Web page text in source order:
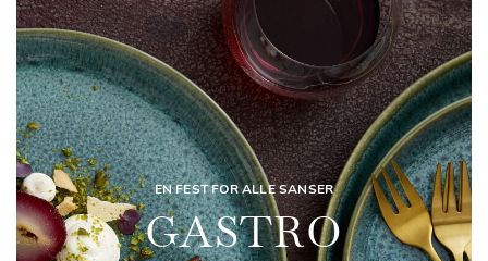
EN FEST FOR ALLE SANSER
GASTRO